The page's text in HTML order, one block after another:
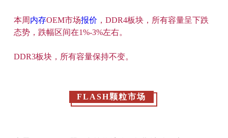
本周 内存OEM市场报价 ，DDR4板块，所有容量呈下跌
态势，跌幅区间在1%-3%左右。
DDR3板块，所有容量保持不变。
FLASH颗粒市场